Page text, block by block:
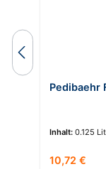
Pedibaehr
Inhalt: 0.125
Regulärer
10,72 €